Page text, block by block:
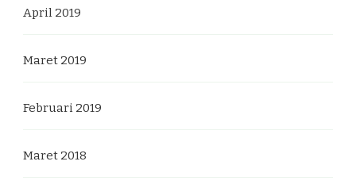
April 2019
Maret 2019
Februari 2019
Maret 2018